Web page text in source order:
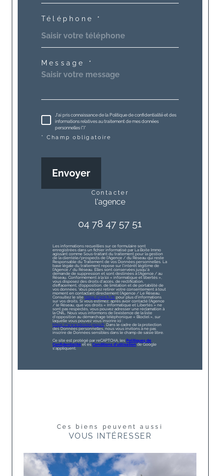
Téléphone *
Message *
J'ai pris connaissance de la Politique de confidentialité et des
informations relatives au traitement de mes données
personnelles (*)*
* Champ obligatoire
Envoyer
contacter
l'agence
04 78 47 57 51
Les informations recueillies sur ce formulaire sont
enregistrées dans un fichier informatisé par La Boite Immo
agissant comme Sous-traitant du traitement pour la gestion
de la clientèle/prospects de l'Agence / du Réseau qui reste
Responsable du Traitement de vos Données personnelles. La
base légale du traitement repose sur l'intérêt légitime de
l'Agence / du Réseau. Elles sont conservées jusqu'à
demande de suppression et sont destinées à l'Agence / au
Réseau. Conformément à la loi « informatique et libertés »,
vous disposez des droits d’accès, de rectification,
d’effacement, d’opposition, de limitation et de portabilité de
vos données. Vous pouvez retirer votre consentement à tout
moment en contactant directement l’Agence / Le Réseau.
Consultez le site https://cnil.fr/fr pour plus d’informations
sur vos droits. Si vous estimez, après avoir contacté l'Agence
/ le Réseau, que vos droits « Informatique et Libertés » ne
sont pas respectés, vous pouvez adresser une réclamation à
la CNIL. Nous vous informons de l’existence de la liste
d'opposition au démarchage téléphonique « Bloctel », sur
laquelle vous pouvez vous inscrire ici :
https://www.bloctel.gouv.fr. Dans le cadre de la protection
des Données personnelles, nous vous invitons à ne pas
inscrire de Données sensibles dans le champ de saisie libre.
Ce site est protégé par reCAPTCHA, les Politiques de
Confidentialité et esConditions d'utilisation de Google
s'appliquent.
Ces biens peuvent aussi
VOUS INTÉRESSER